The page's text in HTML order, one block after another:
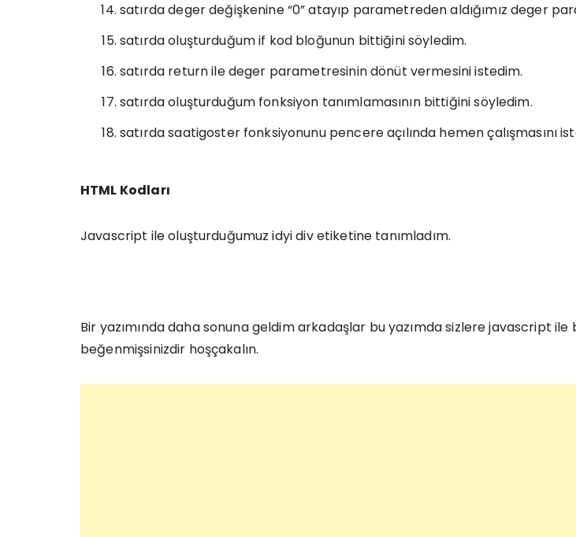
satırda deger değişkenine “0” atayıp parametreden aldığımız deger
satırda oluşturduğum if kod bloğunun bittiğini söyledim.
satırda return ile deger parametresinin dönüt vermesini istedim.
satırda oluşturduğum fonksiyon tanımlamasının bittiğini söyledim.
satırda saatigoster fonksiyonunu pencere açılında hemen çalışmasını
HTML Kodları
Javascript ile oluşturduğumuz idyi div etiketine tanımladım.
Bir yazımında daha sonuna geldim arkadaşlar bu yazımda sizlere javascript ile
beğenmişsinizdir hoşçakalın.